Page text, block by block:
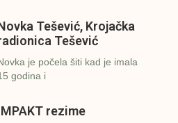
Tešević, Krojačka
Tešević
je počela šiti kad je imala
godina i
rezime